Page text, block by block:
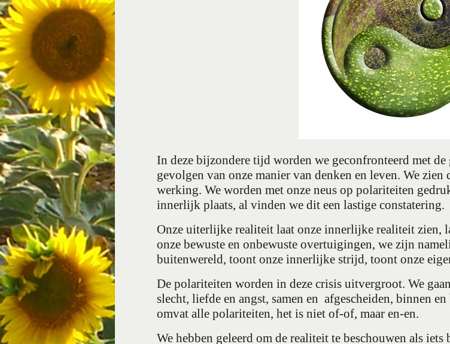
In deze bijzondere tijd worden we geconfronteerd met de
gevolgen van onze manier van denken en leven. We
werking. We worden met onze neus op polariteiten
innerlijk plaats, al vinden we dit een lastige constatering.
Onze uiterlijke realiteit laat onze innerlijke realiteit zien,
onze bewuste en onbewuste overtuigingen, we zijn
buitenwereld, toont onze innerlijke strijd, toont onze
De polariteiten worden in deze crisis uitvergroot. We
slecht, liefde en angst, samen en afgescheiden, binnen
omvat alle polariteiten, het is niet of-of, maar en-en.
We hebben geleerd om de realiteit te beschouwen als